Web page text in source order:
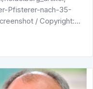
Pfisterer-nach-35-
/ Copyright: